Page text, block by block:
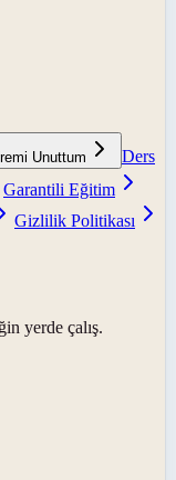
Unuttum
Ders
Garantili Eğitim
Gizlilik Politikası
yerde çalış.